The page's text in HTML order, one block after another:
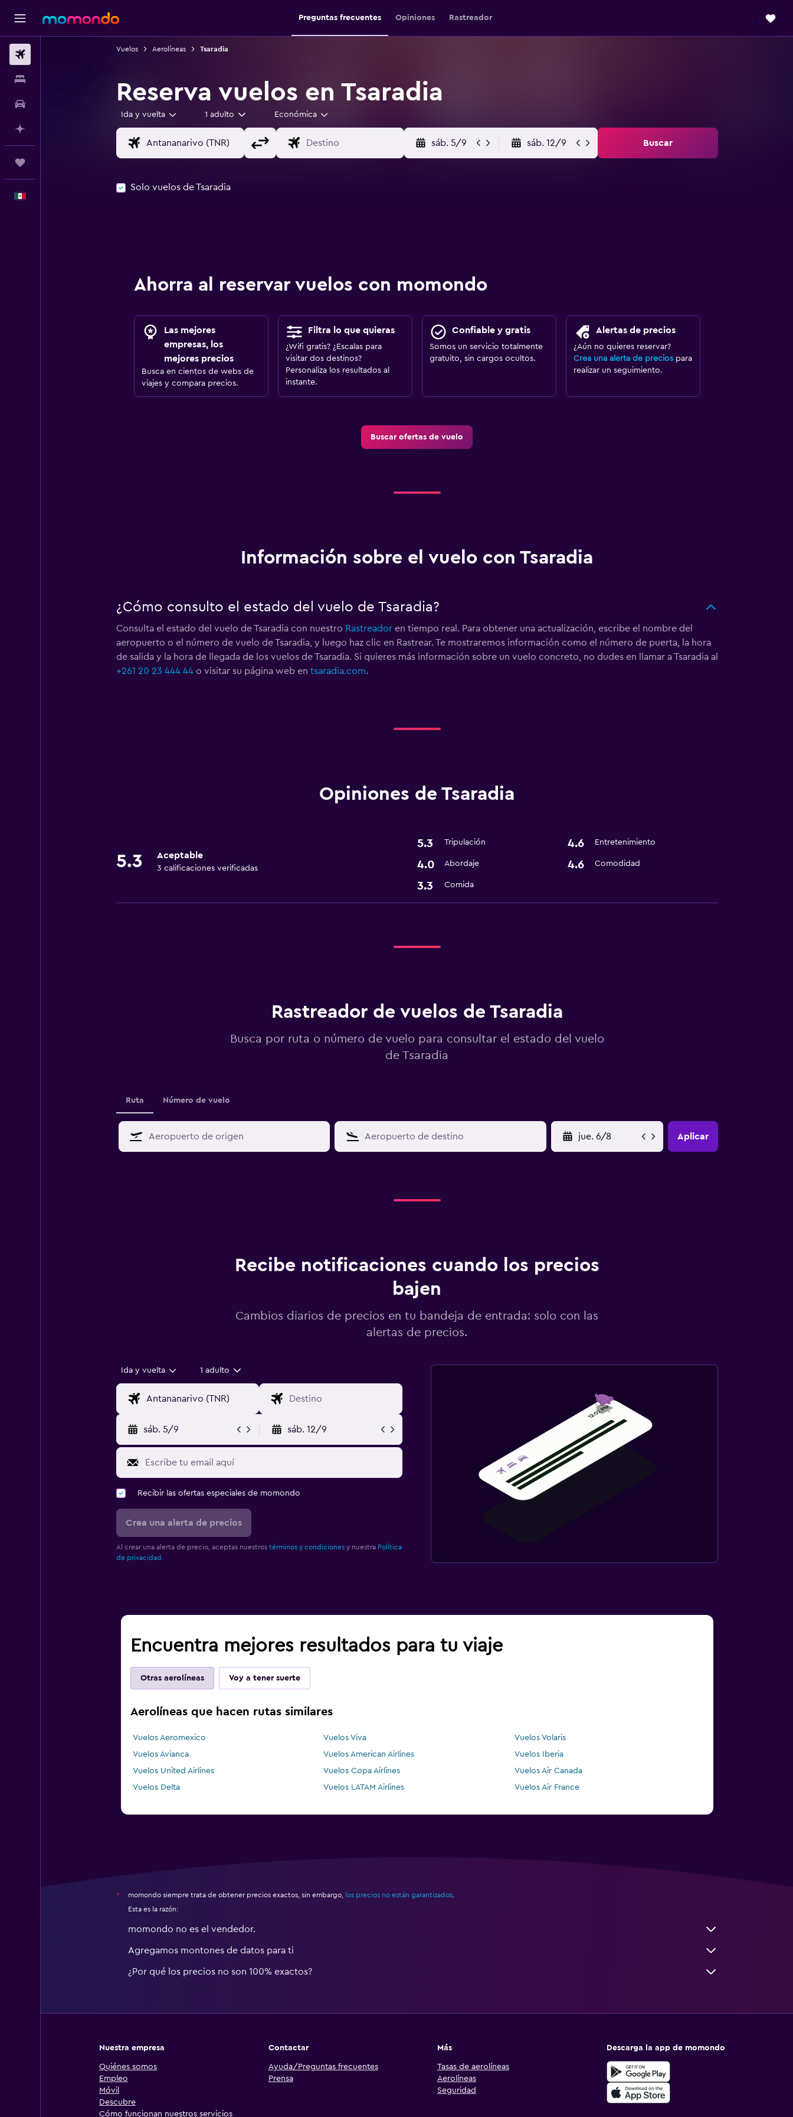
Preguntas frecuentes Opiniones Rastreador
Vuelos Aerolíneas Tsaradia
Reserva vuelos en Tsaradia
Ida y vuelta 1 adulto Económica
sáb. 5/9 sáb. 12/9 Buscar
Solo vuelos de Tsaradia
Ahorra al reservar vuelos con momondo
Las mejores
empresas, los
mejores precios
Busca en cientos de webs de
viajes y compara precios.
Filtra lo que quieras
¿Wifi gratis? ¿Escalas para
visitar dos destinos?
Personaliza los resultados al
instante.
Confiable y gratis
Somos un servicio totalmente
gratuito, sin cargos ocultos.
Alertas de precios
¿Aún no quieres reservar?
Crea una alerta de preciospara
realizar un seguimiento.
Buscar ofertas de vuelo
Información sobre el vuelo con Tsaradia
¿Cómo consulto el estado del vuelo de Tsaradia?
Consulta el estado del vuelo de Tsaradia con nuestro Rastreadoren tiempo real. Para obtener una actualización, escribe el nombre del
aeropuerto o el número de vuelo de Tsaradia, y luego haz clic en Rastrear. Te mostraremos información como el número de puerta, la hora
de salida y la hora de llegada de los vuelos de Tsaradia. Si quieres más información sobre un vuelo concreto, no dudes en llamar a Tsaradia al
+261 20 23 444 44o visitar su página web en tsaradia.com.
Opiniones de Tsaradia
5.3 Aceptable
3 calificaciones verificadas
5.3 Tripulación 4.6 Entretenimiento
4.0 Abordaje 4.6 Comodidad
3.3 Comida
Rastreador de vuelos de Tsaradia
Busca por ruta o número de vuelo para consultar el estado del vuelo
de Tsaradia
Ruta Número de vuelo
Aplicar
Recibe notificaciones cuando los precios
bajen
Cambios diarios de precios en tu bandeja de entrada: solo con las
alertas de precios.
Ida y vuelta 1 adulto
sáb. 5/9 sáb. 12/9
Recibir las ofertas especiales de momondo
Crea una alerta de precios
Al crear una alerta de precio, aceptas nuestros términos y condicionesy nuestra Política
de privacidad.
Encuentra mejores resultados para tu viaje
Otras aerolíneas Voy a tener suerte
Aerolíneas que hacen rutas similares
Vuelos Aeromexico Vuelos Viva
Vuelos Volaris
Vuelos Avianca
Vuelos American Airlines
Vuelos Iberia
Vuelos United Airlines
Vuelos Copa Airlines
Vuelos Air Canada
Vuelos Delta
Vuelos LATAM Airlines Vuelos Air France
* momondo siempre trata de obtener precios exactos, sin embargo, los precios no están garantizados.
Esta es la razón:
momondo no es el vendedor.
Agregamos montones de datos para ti
¿Por qué los precios no son 100% exactos?
Nuestra empresa
Quiénes somos
Empleo
Móvil
Descubre
Cómo funcionan nuestros servicios
Contactar
Ayuda/Preguntas frecuentes
Prensa
Más
Tasas de aerolíneas
Aerolíneas
Seguridad
Descarga la app de momondo